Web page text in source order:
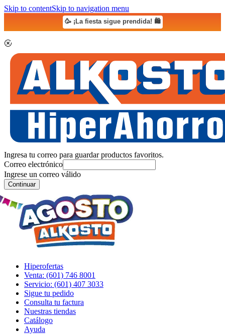
Skip to contentSkip to navigation menu
🥳 ¡La fiesta sigue prendida! 🛍️
Ingresa tu correo para guardar productos favoritos.
Correo electrónico
Ingrese un correo válido
Continuar
Hiperofertas
Venta: (601) 746 8001
Servicio: (601) 407 3033
Sigue tu pedido
Consulta tu factura
Nuestras tiendas
Catálogo
Ayuda